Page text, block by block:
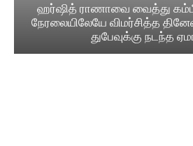
ஹர்ஷித் ராணாவை வைத்து கம்பீர்
நேரலையிலேயே விமர்சித்த
துபேவுக்கு நடந்த